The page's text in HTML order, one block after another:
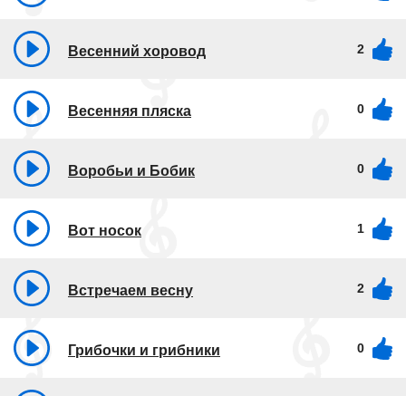
Весенний хоровод 2
Весенняя пляска 0
Воробьи и Бобик 0
Вот носок 1
Встречаем весну 2
Грибочки и грибники 0